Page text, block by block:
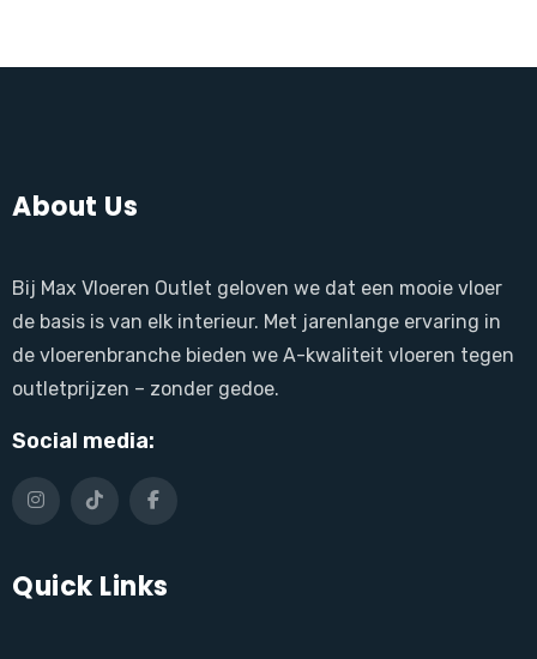
About Us
Bij Max Vloeren Outlet geloven we dat een mooie vloer
de basis is van elk interieur. Met jarenlange ervaring in
de vloerenbranche bieden we A-kwaliteit vloeren tegen
outletprijzen – zonder gedoe.
Social media:
Quick Links